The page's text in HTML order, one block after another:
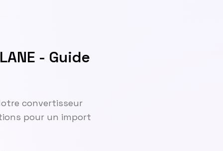
- Guide
convertisseur
pour un import